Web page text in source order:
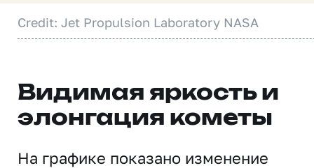
Credit: Jet Propulsion Laboratory NASA
Видимая яркость и
элонгация кометы
На графике показано изменение